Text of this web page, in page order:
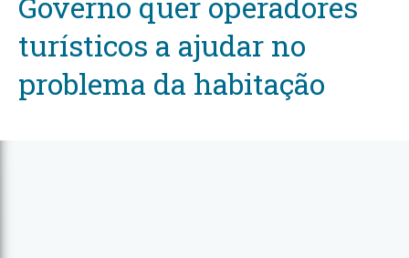
turísticos a ajudar no
problema da habitação